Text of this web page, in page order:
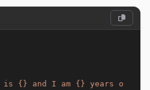
is {} and I am {} years o